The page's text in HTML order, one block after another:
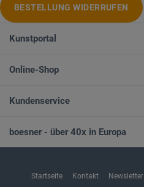
BESTELLUNG WIDERRUFEN
Kunstportal
Online-Shop
Kundenservice
boesner - über 40x in Europa
Startseite Kontakt Newsletter